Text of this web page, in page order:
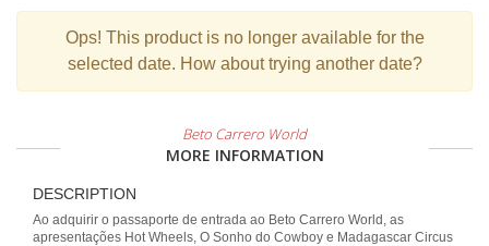
Ops! This product is no longer available for the
selected date. How about trying another date?
Beto Carrero World
MORE INFORMATION
DESCRIPTION
Ao adquirir o passaporte de entrada ao Beto Carrero World, as
apresentações Hot Wheels, O Sonho do Cowboy e Madagascar Circus